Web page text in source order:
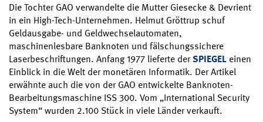
Die Tochter GAO verwandelte die Mutter Giesecke & Devrient
in ein High-Tech-Unternehmen. Helmut Gröttrup schuf
Geldausgabe- und Geldwechselautomaten,
maschinenlesbare Banknoten und fälschungssichere
Laserbeschriftungen. Anfang 1977 lieferte derSPIEGEL einen
Einblick in die Welt der monetären Informatik. Der Artikel
erwähnte auch die von der GAO entwickelte Banknoten-
Bearbeitungsmaschine ISS 300. Vom „International Security
System“ wurden 2.100 Stück in viele Länder verkauft.